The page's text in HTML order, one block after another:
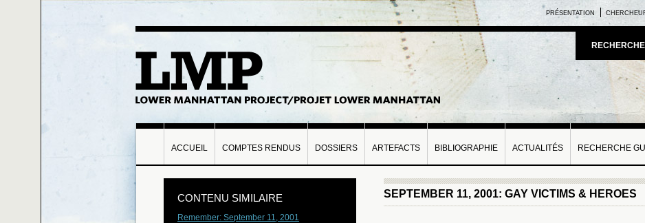
PRÉSENTATION
ACCUEIL COMPTES RENDUS DOSSIERS ARTEFACTS BIBLIOGRAPHIE ACTUALITÉS RECHERCHE
SEPTEMBER 11, 2001: GAY VICTIMS & HEROES
CONTENU SIMILAIRE
Remember: September 11, 2001